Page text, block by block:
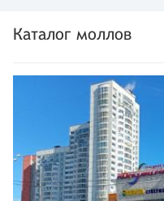
Каталог моллов